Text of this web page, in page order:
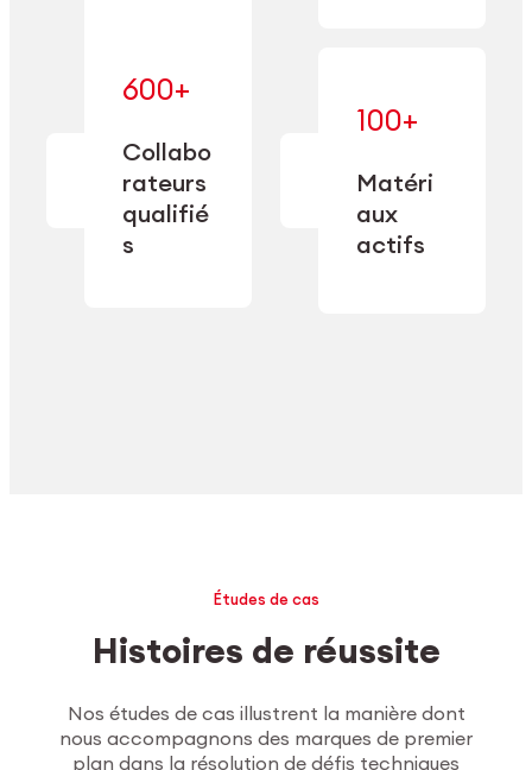
600+
Collabo
rateurs
qualifié
s
expertise
transformée
performance
100+
Matéri
aux
actifs
— maîtrisés
et adaptés
exigences
de chaque
secteur.
Études de cas
Histoires de réussite
Nos études de cas illustrent la manière dont
nous accompagnons des marques de premier
plan dans la résolution de défis techniques